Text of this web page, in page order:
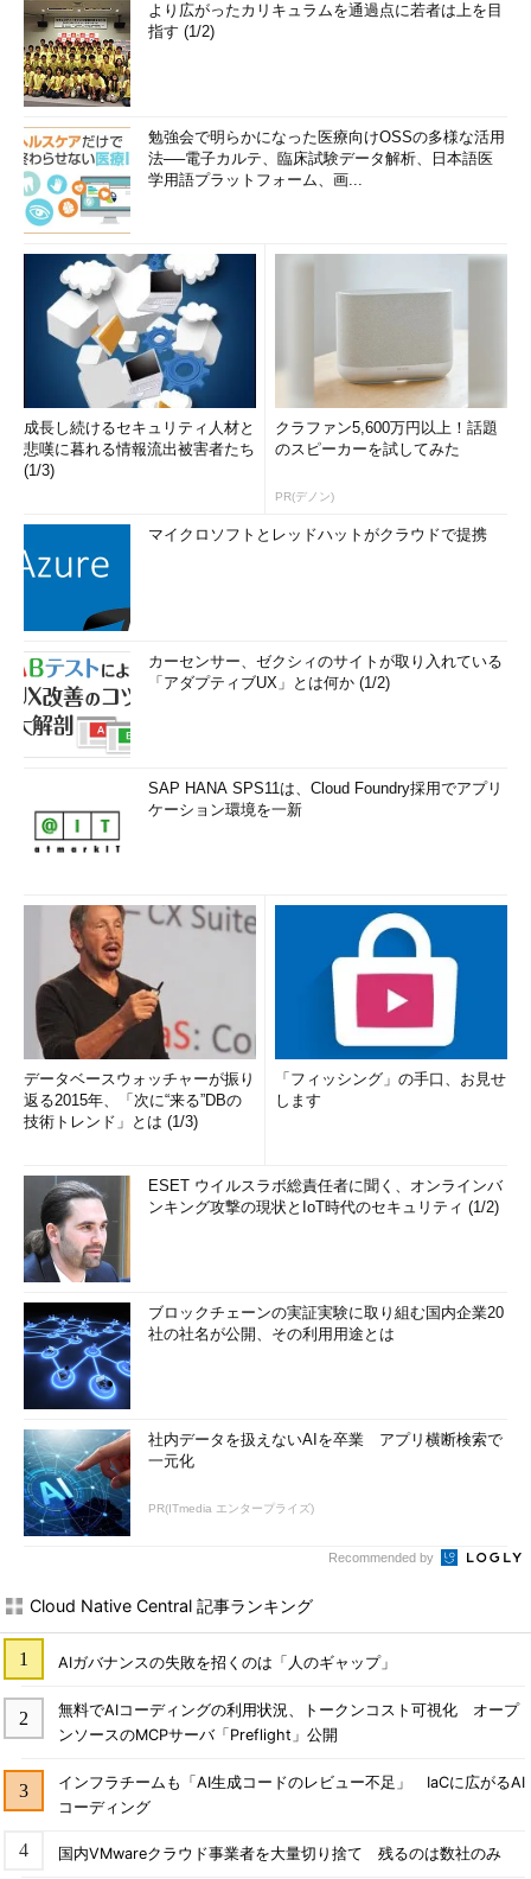
より広がったカリキュラムを通過点に若者は上を目
指す (1/2)
勉強会で明らかになった医療向けOSSの多様な活用
法──電子カルテ、臨床試験データ解析、日本語医
学用語プラットフォーム、画...
成長し続けるセキュリティ人材と
悲嘆に暮れる情報流出被害者たち
(1/3)
クラファン5,600万円以上！話題
のスピーカーを試してみた
PR(デノン)
マイクロソフトとレッドハットがクラウドで提携
カーセンサー、ゼクシィのサイトが取り入れている
「アダプティブUX」とは何か (1/2)
SAP HANA SPS11は、Cloud Foundry採用でアプリ
ケーション環境を一新
データベースウォッチャーが振り
返る2015年、「次に“来る”DBの
技術トレンド」とは (1/3)
「フィッシング」の手口、お見せ
します
ESET ウイルスラボ総責任者に聞く、オンラインバ
ンキング攻撃の現状とIoT時代のセキュリティ (1/2)
ブロックチェーンの実証実験に取り組む国内企業20
社の社名が公開、その利用用途とは
社内データを扱えないAIを卒業 アプリ横断検索で
一元化
PR(ITmedia エンタープライズ)
Recommended by
Cloud Native Central 記事ランキング
AIガバナンスの失敗を招くのは「人のギャップ」
無料でAIコーディングの利用状況、トークンコスト可視化 オープ
ンソースのMCPサーバ「Preflight」公開
インフラチームも「AI生成コードのレビュー不足」 IaCに広がるAI
コーディング
国内VMwareクラウド事業者を大量切り捨て 残るのは数社のみ